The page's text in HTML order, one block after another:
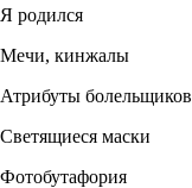
Я родился
Мечи, кинжалы
Атрибуты болельщиков
Светящиеся маски
Фотобутафория